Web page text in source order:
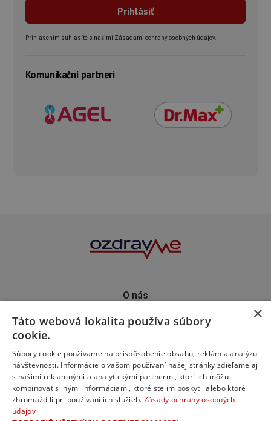
Prihlásením súhlasíte s našimi Zásadami ochrany osobných údajov.
Komunikační partneri
O nás
Predplatné
Podporte nás
×
Táto webová lokalita používa súbory
cookie.
Súbory cookie používame na prispôsobenie obsahu, reklám a analýzu
návštevnosti. Informácie o vašom používaní našej stránky zdieľame aj
s našimi reklamnými a analytickými partnermi, ktorí ich môžu
kombinovať s inými informáciami, ktoré ste im poskytli alebo ktoré
zhromaždili pri používaní ich služieb. Zásady ochrany osobných
údajov